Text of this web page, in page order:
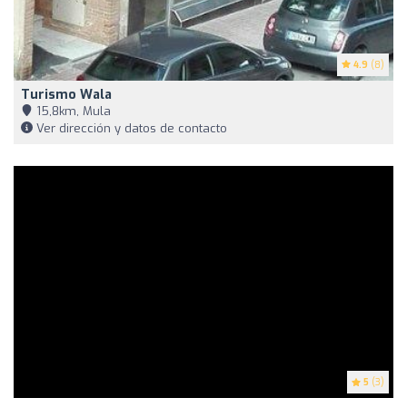
4.9 (8)
Turismo Wala
15,8km, Mula
Ver dirección y datos de contacto
5 (3)